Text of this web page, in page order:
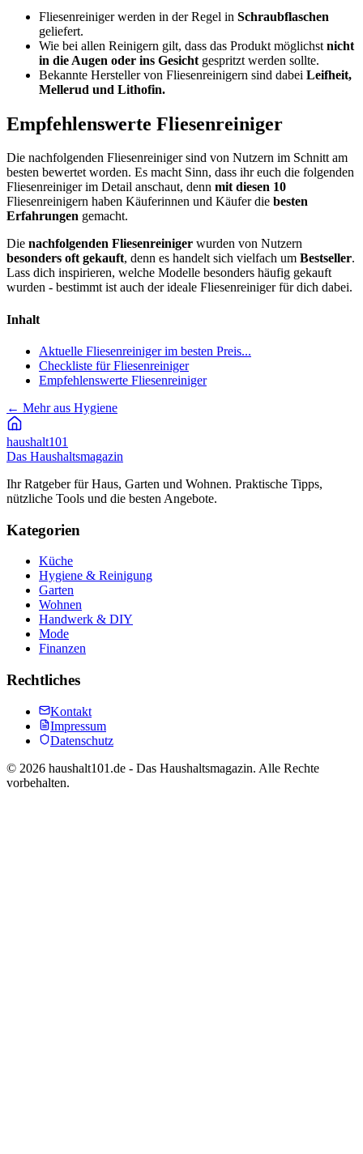
Fliesenreiniger werden in der Regel in Schraubflaschen
geliefert.
Wie bei allen Reinigern gilt, dass das Produkt möglichst nicht
in die Augen oder ins Gesicht gespritzt werden sollte.
Bekannte Hersteller von Fliesenreinigern sind dabei Leifheit,
Mellerud und Lithofin.
Empfehlenswerte Fliesenreiniger
Die nachfolgenden Fliesenreiniger sind von Nutzern im Schnitt am
besten bewertet worden. Es macht Sinn, dass ihr euch die folgenden
Fliesenreiniger im Detail anschaut, denn mit diesen 10
Fliesenreinigern haben Käuferinnen und Käufer die besten
Erfahrungen gemacht.
Die nachfolgenden Fliesenreiniger wurden von Nutzern
besonders oft gekauft, denn es handelt sich vielfach um Bestseller.
Lass dich inspirieren, welche Modelle besonders häufig gekauft
wurden - bestimmt ist auch der ideale Fliesenreiniger für dich dabei.
Inhalt
Aktuelle Fliesenreiniger im besten Preis...
Checkliste für Fliesenreiniger
Empfehlenswerte Fliesenreiniger
← Mehr aus Hygiene
haushalt101
Das Haushaltsmagazin
Ihr Ratgeber für Haus, Garten und Wohnen. Praktische Tipps,
nützliche Tools und die besten Angebote.
Kategorien
Küche
Hygiene & Reinigung
Garten
Wohnen
Handwerk & DIY
Mode
Finanzen
Rechtliches
Kontakt
Impressum
Datenschutz
© 2026 haushalt101.de - Das Haushaltsmagazin. Alle Rechte
vorbehalten.